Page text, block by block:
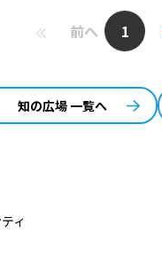
前へ 1
知の広場 一覧へ
ィ